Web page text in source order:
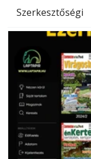
Szerkesztőségi